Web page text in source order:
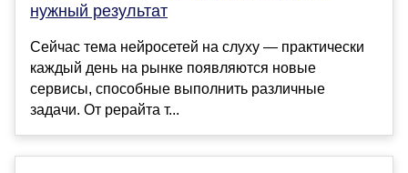
нужный результат
Сейчас тема нейросетей на слуху — практически
каждый день на рынке появляются новые
сервисы, способные выполнить различные
задачи. От рерайта т...